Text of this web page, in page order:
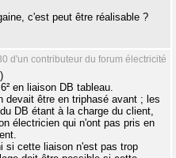
c'est peut être réalisable ?
d'un contributeur du forum électricité
en liaison DB tableau.
devait être en triphasé avant ; les
DB étant à la charge du client,
électricien qui n'ont pas pris en
si cette liaison n'est pas trop